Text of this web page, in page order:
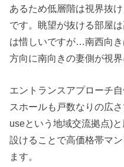
あるため低層階は視界抜
です。眺望が抜ける部屋
は惜しいですが…南西向
方向に南向きの妻側が視界
エントランスアプローチ
スホールも戸数なりの広
useという地域交流拠点)
設けることで高価格帯マ
ます。